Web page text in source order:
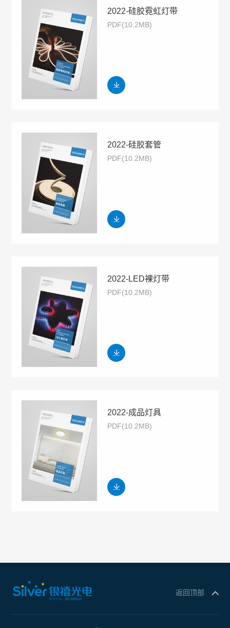
2022-硅胶霓虹灯带
PDF(10.2MB)
2022-硅胶套管
PDF(10.2MB)
2022-LED裸灯带
PDF(10.2MB)
2022-成品灯具
PDF(10.2MB)
返回顶部